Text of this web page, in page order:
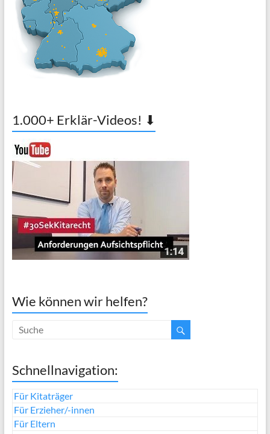
1.000+ Erklär-Videos! ⬇
Wie können wir helfen?
Schnellnavigation:
Für Kitaträger
Für Erzieher/-innen
Für Eltern